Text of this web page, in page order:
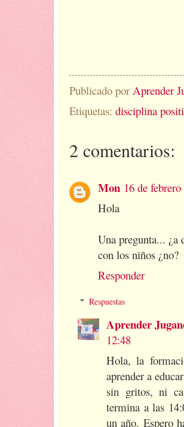
Publicado por Aprender
Etiquetas: disciplina
2 comentarios:
Mon 16 de
Hola
Una pregunta... ¿a
con los niños ¿no?
Responder
Respuestas
Aprender
12:48
Hola, la
aprender a
sin gritos, ni
termina a las
un año. Espero